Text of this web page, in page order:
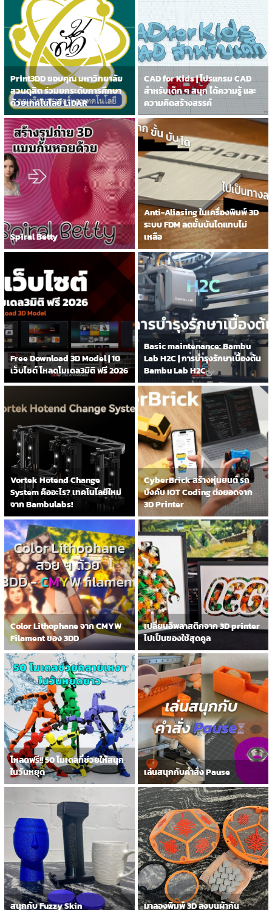
Print3DD ขอบคุณ มหาวิทยาลัย
สวนดุสิต ร่วมยกระดับการศึกษา
ด้วยเทคโนโลยี LiDAR
CAD for Kids | โปรแกรม CAD
สำหรับเด็ก ๆ สนุก ได้ความรู้ และ
ความคิดสร้างสรรค์
Spiral Betty
Anti-Aliasing ในเครื่องพิมพ์ 3D
ระบบ FDM ลดขั้นบันไดแทบไม่
เหลือ
Free Download 3D Model | 10
เว็บไซต์ โหลดโมเดล3มิติ ฟรี 2026
Basic maintenance: Bambu
Lab H2C | การบำรุงรักษาเบื้องต้น
Bambu Lab H2C
Vortek Hotend Change
System คืออะไร? เทคโนโลยีใหม่
จาก Bambulabs!
CyberBrick สร้างหุ่นยนต์ รถ
บังคับ IOT Coding ต่อยอดจาก
3D Printer
Color Lithophane จาก CMYW
Filament ของ 3DD
เปลี่ยนอึพลาสติกจาก 3D printer
ไปเป็นของใช้สุดคูล
โหลดฟรี!! 50 โมเดลที่ช่วยให้สนุก
ในวันหยุด
เล่นสนุกกับคำสั่ง Pause
สนุกกับ Fuzzy Skin มาลองพิมพ์ 3D ลงบนผ้ากัน